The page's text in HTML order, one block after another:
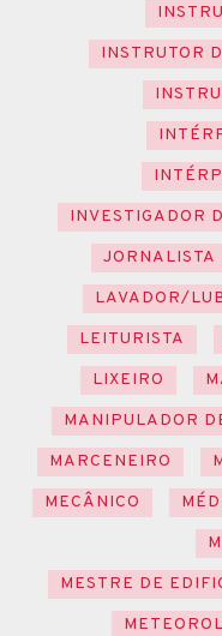
INSTRUTOR
INVESTIGADOR
JORNALISTA
LAVADOR/
LEITURISTA
LIXEIRO
MANIPULADOR
MARCENEIRO
MECÂNICO
MESTRE DE